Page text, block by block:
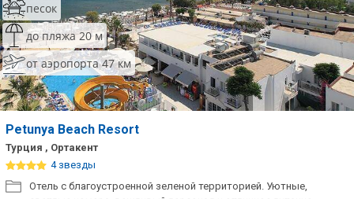
песок
до пляжа 20 м
от аэропорта 47 км
Petunya Beach Resort
Турция , Ортакент
4 звезды
Отель с благоустроенной зеленой территорией. Уютные,